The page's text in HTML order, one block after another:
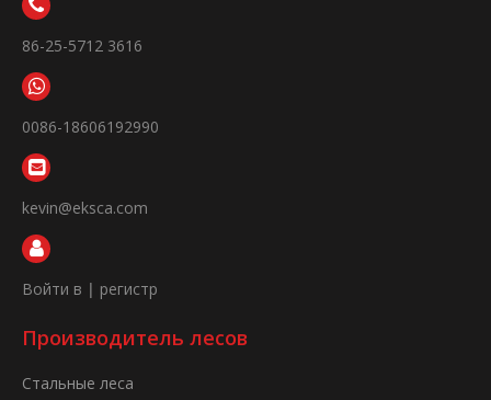
86-25-5712 3616
0086-18606192990
kevin@eksca.com
Войти в | регистр
Производитель лесов
Стальные леса